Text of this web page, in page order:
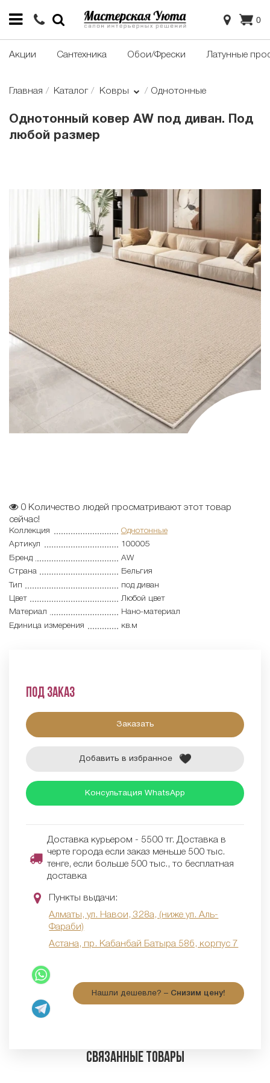
0
Акции Сантехника Обои/Фрески Латунные
Главная Каталог Ковры Однотонные
Однотонный ковер AW под диван. Под
любой размер
0 Количество людей просматривают этот товар
сейчас!
Коллекция
Однотонные
Артикул
100005
Бренд
AW
Страна
Бельгия
Тип
под диван
Цвет
Любой цвет
Материал
Нано-материал
Единица измерения
кв.м
Под заказ
Заказать
Добавить в избранное
Консультация WhatsApp
Доставка курьером - 5500 тг. Доставка в
черте города если заказ меньше 500 тыс.
тенге, если больше 500 тыс., то бесплатная
доставка
Пункты выдачи:
Алматы, ул. Навои, 328а, (ниже ул. Аль-
Фараби)
Астана, пр. Кабанбай Батыра 58б, корпус 7
Нашли дешевле? – Снизим цену!
Связанные товары